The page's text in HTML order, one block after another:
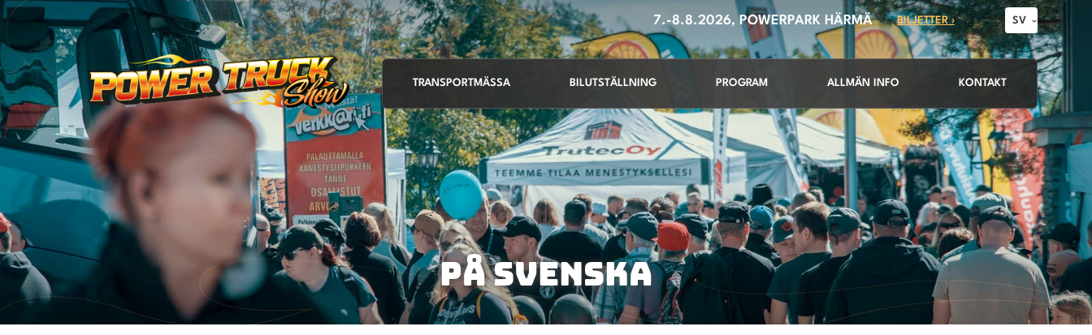
7.-8.8.2026, POWERPARK HÄRMÄ BILJETTER › SV
TRANSPORTMÄSSA BILUTSTÄLLNING PROGRAM ALLMÄN INFO KONTAKT
PÅ SVENSKA